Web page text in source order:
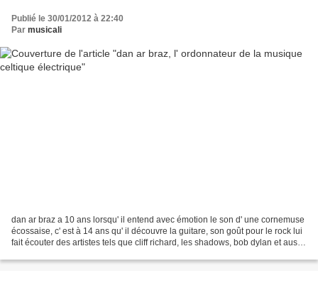
Publié le 30/01/2012 à 22:40
Par musicali
dan ar braz a 10 ans lorsqu' il entend avec émotion le son d' une cornemuse
écossaise, c' est à 14 ans qu' il découvre la guitare, son goût pour le rock lui
fait écouter des artistes tels que cliff richard, les shadows, bob dylan et aussi